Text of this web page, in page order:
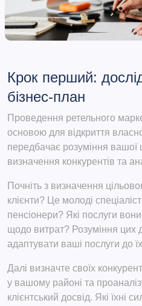
Крок перший:
бізнес-план
Проведення ретельного
основою для відкриття
передбачає розуміння вашої
визначення конкурентів та
Почніть з визначення
клієнти? Це молоді
пенсіонери? Які послуги
щодо витрат? Розуміння цих
адаптувати ваші послуги до
Далі визначте своїх
у вашому районі та
клієнтський досвід. Які їхні